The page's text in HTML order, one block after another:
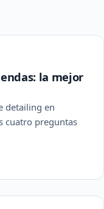
la mejor
detailing en
cuatro preguntas